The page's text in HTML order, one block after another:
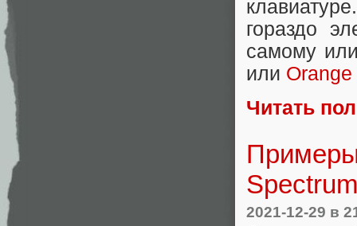
гораздо
самому
или
Читать
Spectrum
2021-12-29 в